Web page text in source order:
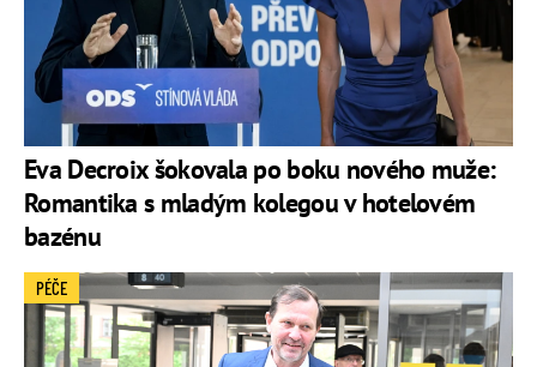
Eva Decroix šokovala po boku nového muže:
Romantika s mladým kolegou v hotelovém
bazénu
PÉČE